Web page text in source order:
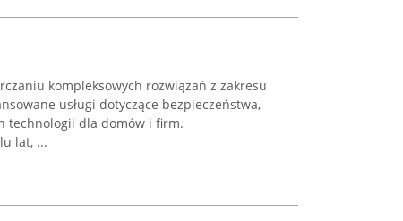
kompleksowych rozwiązań z zakresu
usługi dotyczące bezpieczeństwa,
technologii dla domów i firm.
lat, ...